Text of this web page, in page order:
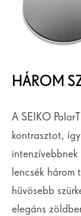
HÁROM
A SEIKO
kontrasztot,
lencsék három
hűvösebb
elegáns